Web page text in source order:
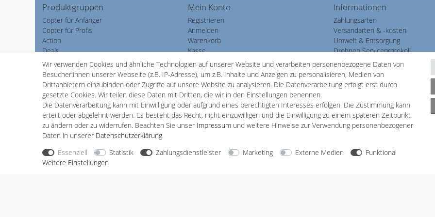
Produktgruppen
Copter für Anfänger
Copter für Profis
Action
Deals
Wärmebildtechnik
Zubehör
Ersatzteile
Schulung Akademie
Mein Konto
Registrieren
Anmelden
Warenkorb
Kasse
Wunschliste
Informationen
Zahlungsarten
Versandarten & -kosten
Umwelt & Entsorgung
Drohnen Serviceprotokoll
Nehmen SieKontaktmit uns auf Zahlungsarten Versandarten
Wir verwenden Cookies und ähnliche Technologien auf unserer Website und verarbeiten personenbezogene Daten von
Besucher:innen unserer Webseite (z.B. IP-Adresse), um z.B. Inhalte und Anzeigen zu personalisieren, Medien von
Drittanbietern einzubinden oder Zugriffe auf unsere Website zu analysieren. Die Datenverarbeitung erfolgt erst durch
gesetzte Cookies. Wir teilen diese Daten mit Dritten, die wir in den Einstellungen benennen.
Die Datenverarbeitung kann mit Einwilligung oder aufgrund eines berechtigten Interesses erfolgen. Die Zustimmung kann
erteilt oder abgelehnt werden. Es besteht das Recht, nicht einzuwilligen und die Einwilligung zu einem späteren Zeitpunkt
zu ändern oder zu widerrufen. Beachten Sie unser Impressum und weitere Hinweise zur Verwendung personenbezogener
Daten in unserer Daten­schutz­erklärung.
Essenziell
Statistik Zahlungsdienstleister Marketing Externe Medien
Funktional
Weitere Einstellungen